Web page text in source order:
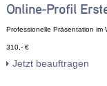
Online-Profil
Professionelle Präsentation im
310,- €
Jetzt beauftragen